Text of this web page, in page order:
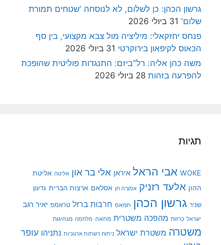
גרשון הכהן: כן לשלום, לא לנוסחה 'שטחים תמורת
שלום' 31 ביולי 2026
פנחס יחזקאלי: מיליציה מול צבא מקצועי, בין סף
הכאוס לקיפאון בירוקרטי 31 ביולי 2026
משה כהן אליה: רל"ביזם: התנגדות פוליטית שהופכת
להפרעה בזהות 28 ביולי 2026
תגיות
WOKE אבי הראל איראן אלי בר און אליטה אליטת
ההון אלעד רזניק אמציה חן אסלאם ארצות הברית גדעון
שניר גרשון הכהן חמאס חרבות ברזל טראמפ יאיר רגב
ישראל כרזות מהפכה משטרית מחאה מלחמה מנהיגות
משטרה משטרת ישראל ניתוח רשתות ארגוניות נתניהו עופר